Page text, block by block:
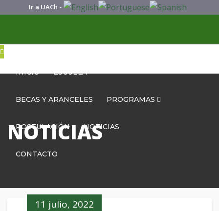
Ir a UACh -
INICIO ESCUELA
BECAS Y ARANCELES PROGRAMAS
POSTULACIÓN NOTICIAS
CONTACTO
NOTICIAS
11 julio, 2022